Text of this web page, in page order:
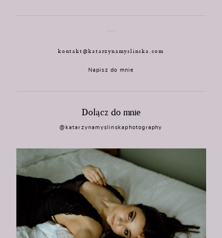
kontakt@katarzynamyslinska.com
Napisz do mnie
Dołącz do mnie
@katarzynamyslinskaphotography